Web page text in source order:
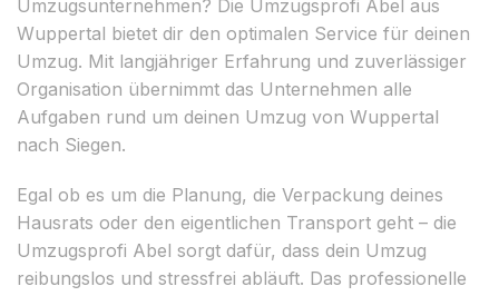
Umzugsunternehmen? Die Umzugsprofi Abel aus
Wuppertal bietet dir den optimalen Service für deinen
Umzug. Mit langjähriger Erfahrung und zuverlässiger
Organisation übernimmt das Unternehmen alle
Aufgaben rund um deinen Umzug von Wuppertal
nach Siegen.
Egal ob es um die Planung, die Verpackung deines
Hausrats oder den eigentlichen Transport geht – die
Umzugsprofi Abel sorgt dafür, dass dein Umzug
reibungslos und stressfrei abläuft. Das professionelle